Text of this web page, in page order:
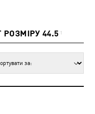
РОЗМІРУ 44.5 1